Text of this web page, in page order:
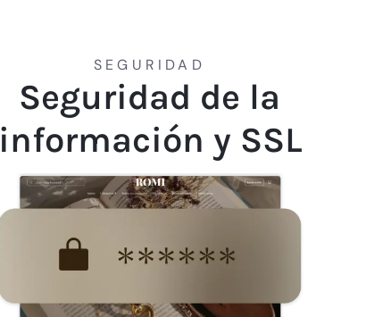
SEGURIDAD
Seguridad de la
información y SSL